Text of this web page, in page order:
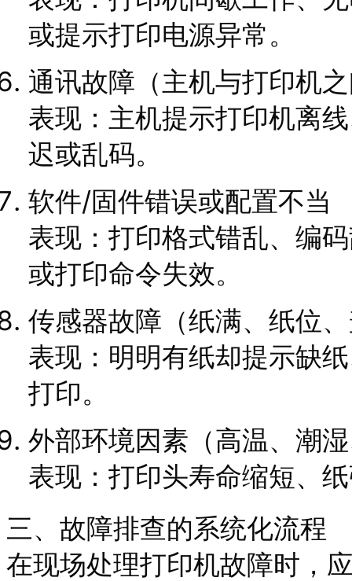
或提示打印电源异常。
通讯故障（主机与打印机
表现：主机提示打印机离
迟或乱码。
软件/固件错误或配置不当
表现：打印格式错乱、编
或打印命令失效。
传感器故障（纸满、纸位
表现：明明有纸却提示缺
打印。
外部环境因素（高温、潮
表现：打印头寿命缩短、
三、故障排查的系统化流程
在现场处理打印机故障时，